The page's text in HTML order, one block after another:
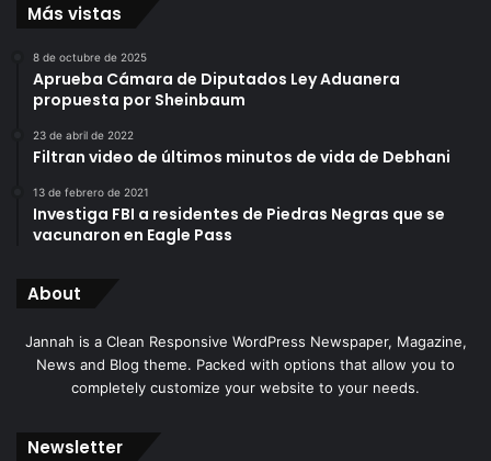
Más vistas
8 de octubre de 2025
Aprueba Cámara de Diputados Ley Aduanera
propuesta por Sheinbaum
23 de abril de 2022
Filtran video de últimos minutos de vida de Debhani
13 de febrero de 2021
Investiga FBI a residentes de Piedras Negras que se
vacunaron en Eagle Pass
About
Jannah is a Clean Responsive WordPress Newspaper, Magazine,
News and Blog theme. Packed with options that allow you to
completely customize your website to your needs.
Newsletter